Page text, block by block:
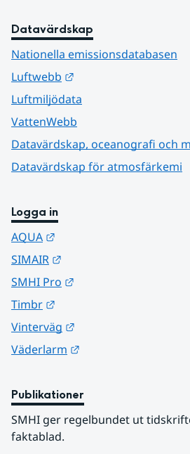
Datavärdskap
Nationella emissionsdatabasen
Luftwebb
Luftmiljödata
VattenWebb
Datavärdskap, oceanografi och
Datavärdskap för atmosfärkemi
Logga in
AQUA
SIMAIR
SMHI Pro
Timbr
Vinterväg
Väderlarm
Publikationer
SMHI ger regelbundet ut
faktablad.